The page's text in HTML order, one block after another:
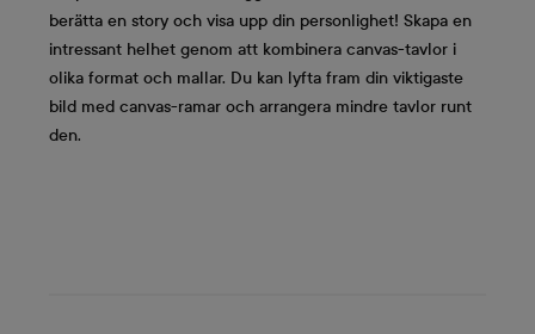
berätta en story och visa upp din personlighet! Skapa en
intressant helhet genom att kombinera canvas-tavlor i
olika format och mallar. Du kan lyfta fram din viktigaste
bild med canvas-ramar och arrangera mindre tavlor runt
den.